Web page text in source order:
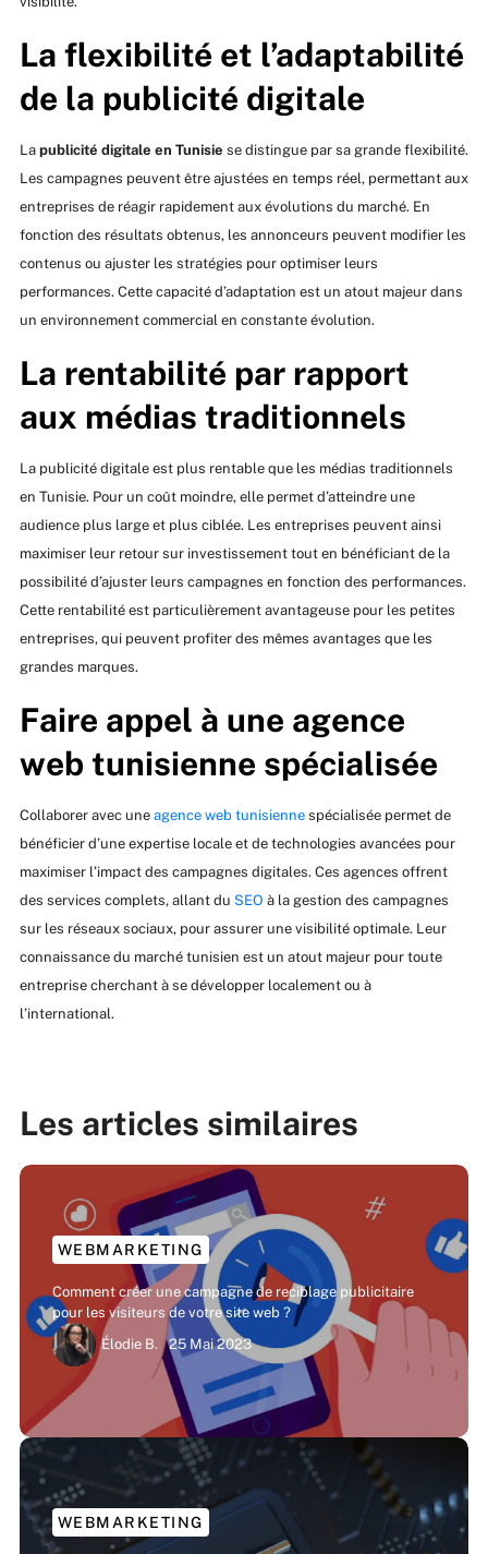
La flexibilité et l’adaptabilité
de la publicité digitale
La publicité digitale en Tunisie se distingue par sa grande flexibilité.
Les campagnes peuvent être ajustées en temps réel, permettant aux
entreprises de réagir rapidement aux évolutions du marché. En
fonction des résultats obtenus, les annonceurs peuvent modifier les
contenus ou ajuster les stratégies pour optimiser leurs
performances. Cette capacité d’adaptation est un atout majeur dans
un environnement commercial en constante évolution.
La rentabilité par rapport
aux médias traditionnels
La publicité digitale est plus rentable que les médias traditionnels
en Tunisie. Pour un coût moindre, elle permet d’atteindre une
audience plus large et plus ciblée. Les entreprises peuvent ainsi
maximiser leur retour sur investissement tout en bénéficiant de la
possibilité d’ajuster leurs campagnes en fonction des performances.
Cette rentabilité est particulièrement avantageuse pour les petites
entreprises, qui peuvent profiter des mêmes avantages que les
grandes marques.
Faire appel à une agence
web tunisienne spécialisée
Collaborer avec une agence web tunisiennespécialisée permet de
bénéficier d’une expertise locale et de technologies avancées pour
maximiser l’impact des campagnes digitales. Ces agences offrent
des services complets, allant du SEO à la gestion des campagnes
sur les réseaux sociaux, pour assurer une visibilité optimale. Leur
connaissance du marché tunisien est un atout majeur pour toute
entreprise cherchant à se développer localement ou à
l’international.
Les articles similaires
WEBMARKETING
Comment créer une campagne de reciblage publicitaire
pour les visiteurs de votre site web ?
Élodie B.
25 Mai 2023
WEBMARKETING